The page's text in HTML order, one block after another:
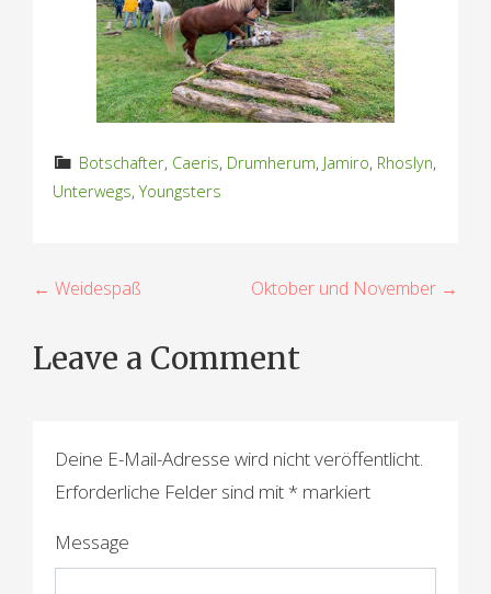
Botschafter, Caeris, Drumherum, Jamiro, Rhoslyn,
Unterwegs,Youngsters
B
i
← Weidespaß Oktober und November →
Leave a Comment
Deine E-Mail-Adresse wird nicht veröffentlicht.
Erforderliche Felder sind mit* markiert
Message